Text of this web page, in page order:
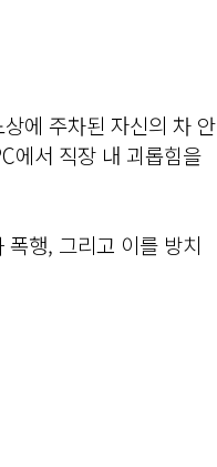
에 주차된 자신의 차 안
에서 직장 내 괴롭힘을
행, 그리고 이를 방치